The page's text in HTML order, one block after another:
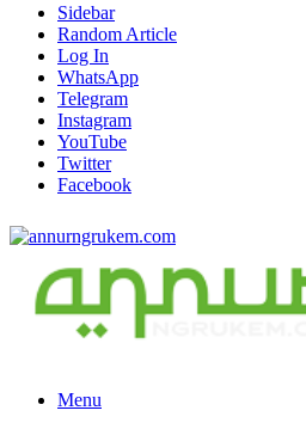
Sidebar
Random Article
Log In
WhatsApp
Telegram
Instagram
YouTube
Twitter
Facebook
Menu